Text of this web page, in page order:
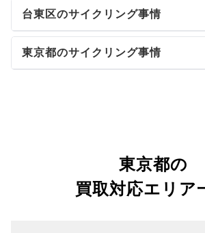
台東区のサイクリング事情
東京都のサイクリング事情
東京都の
買取対応エリア